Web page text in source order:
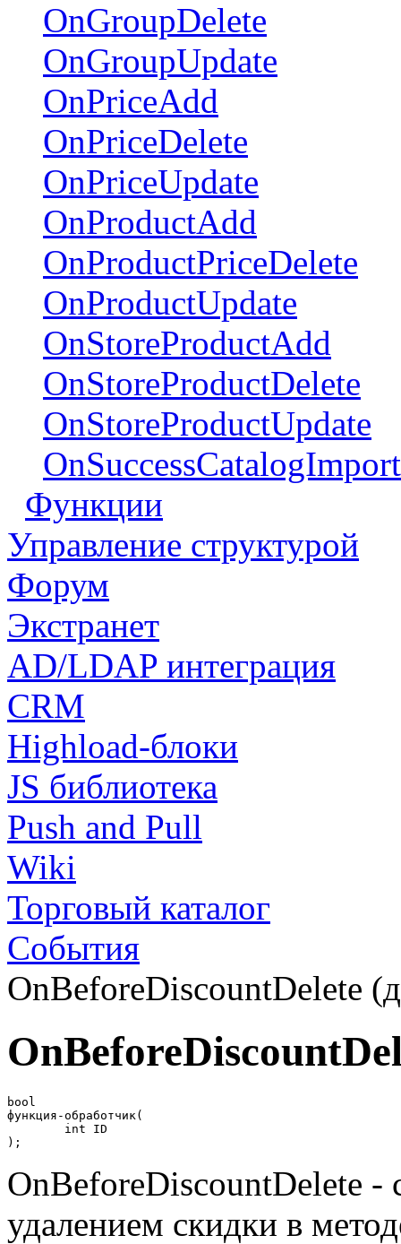
OnGroupDelete
OnGroupUpdate
OnPriceAdd
OnPriceDelete
OnPriceUpdate
OnProductAdd
OnProductPriceDelete
OnProductUpdate
OnStoreProductAdd
OnStoreProductDelete
OnStoreProductUpdate
Функции
Управление структурой
Форум
Экстранет
AD/LDAP интеграция
CRM
Highload-блоки
JS библиотека
Push and Pull
Wiki
Торговый каталог
События
OnBeforeDiscountDelete
bool
функция-обработчик(
);
OnBeforeDiscountDelete -
удалением скидки в